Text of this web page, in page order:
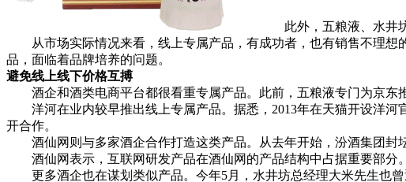
此外，五粮液、水井坊
从市场实际情况来看，线上专属产品，有成功者，也有销售不理想
品，面临着品牌培养的问题。
避免线上线下价格互搏
酒企和酒类电商平台都很看重专属产品。此前，五粮液专门为京东推
洋河在业内较早推出线上专属产品。据悉，2013年在天猫开设洋河
开合作。
酒仙网则与多家酒企合作打造这类产品。从去年开始，汾酒集团封
酒仙网表示，互联网研发产品在酒仙网的产品结构中占据重要部分
更多酒企也在谋划类似产品。今年5月，水井坊总经理大米先生也曾